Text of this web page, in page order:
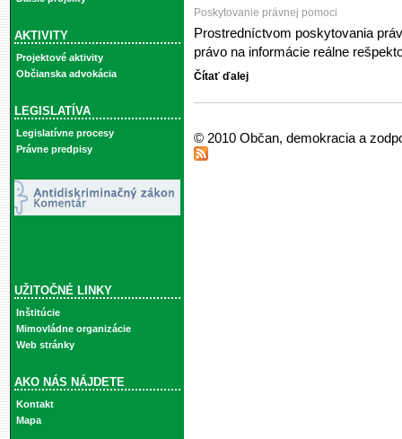
AKTIVITY
Projektové aktivity
Občianska advokácia
LEGISLATÍVA
Legislatívne procesy
Právne predpisy
UŽITOČNÉ LINKY
Inštitúcie
Mimovládne organizácie
Web stránky
AKO NÁS NÁJDETE
Kontakt
Mapa
Poskytovanie právnej pomoci
Prostredníctvom poskytovania
právo na informácie reálne
Čítať ďalej
© 2010 Občan, demokracia a